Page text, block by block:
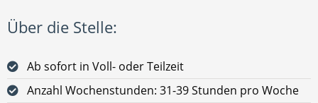
Über die Stelle:
Ab sofort in Voll- oder Teilzeit
Anzahl Wochenstunden: 31-39 Stunden pro Woche